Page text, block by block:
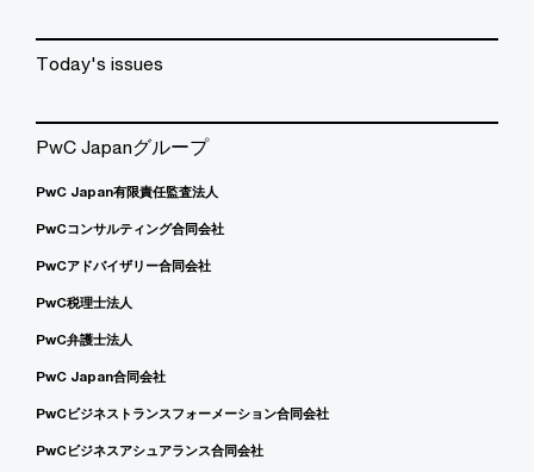
Today's issues
PwC Japanグループ
PwC Japan有限責任監査法人
PwCコンサルティング合同会社
PwCアドバイザリー合同会社
PwC税理士法人
PwC弁護士法人
PwC Japan合同会社
PwCビジネストランスフォーメーション合同会社
PwCビジネスアシュアランス合同会社